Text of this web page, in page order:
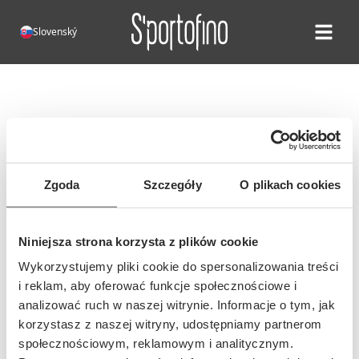
Zgoda Szczegóły O plikach cookies
Niniejsza strona korzysta z plików cookie
Wykorzystujemy pliki cookie do spersonalizowania treści
i reklam, aby oferować funkcje społecznościowe i
analizować ruch w naszej witrynie. Informacje o tym, jak
korzystasz z naszej witryny, udostępniamy partnerom
społecznościowym, reklamowym i analitycznym.
Slovenský Open
Bohužiaľ, táto stránka neexistuje.
Adresa tejto stránky sa mohla
zmeniť alebo bola adresa zadaná